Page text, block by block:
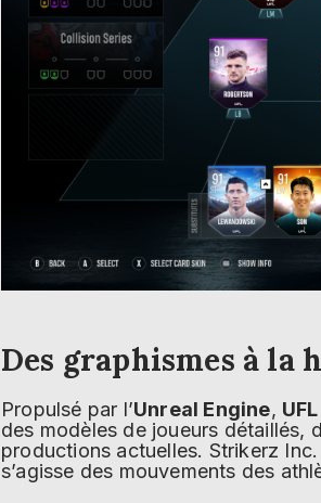
Des graphismes à la
Propulsé par l’Unreal Engine, UFL
des modèles de joueurs détaillés,
productions actuelles. Strikerz
s’agisse des mouvements des